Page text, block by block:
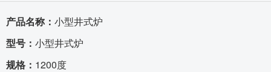
产品名称： 小型井式炉
型号： 小型井式炉
规格： 1200度